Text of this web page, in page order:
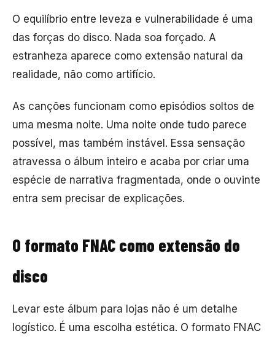
O equilíbrio entre leveza e vulnerabilidade é uma
das forças do disco. Nada soa forçado. A
estranheza aparece como extensão natural da
realidade, não como artifício.
As canções funcionam como episódios soltos de
uma mesma noite. Uma noite onde tudo parece
possível, mas também instável. Essa sensação
atravessa o álbum inteiro e acaba por criar uma
espécie de narrativa fragmentada, onde o ouvinte
entra sem precisar de explicações.
O formato FNAC como extensão do
disco
Levar este álbum para lojas não é um detalhe
logístico. É uma escolha estética. O formato FNAC